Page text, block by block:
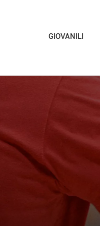
GIOVANILI